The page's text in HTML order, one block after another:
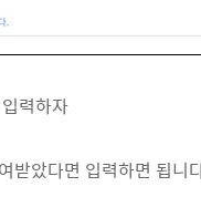
력하자
았다면 입력하면 됩니